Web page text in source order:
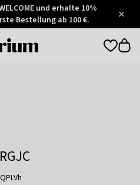
und erhalte 10%
Bestellung ab 100 €.
Otrium